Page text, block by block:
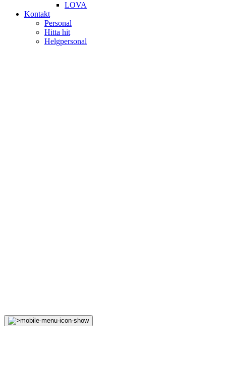
LOVA
Kontakt
Personal
Hitta hit
Helgpersonal